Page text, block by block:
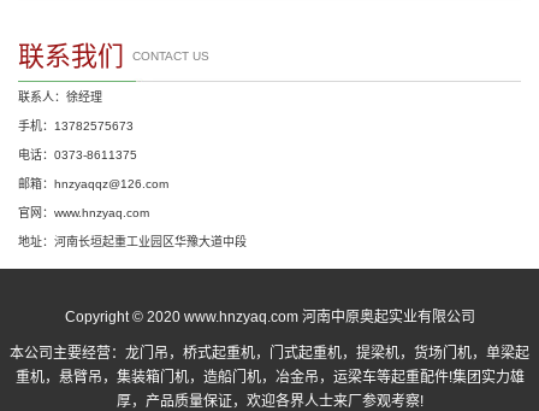
联系我们 CONTACT US
联系人：徐经理
手机：13782575673
电话：0373-8611375
邮箱：hnzyaqqz@126.com
官网：www.hnzyaq.com
地址：河南长垣起重工业园区华豫大道中段
Copyright © 2020 www.hnzyaq.com 河南中原奥起实业有限公司
本公司主要经营： 龙门吊 ， 桥式起重机， 门式起重机，提梁机，货场门机，单梁起
重机，悬臂吊，集装箱门机，造船门机，冶金吊，运梁车等起重配件!集团实力雄
厚，产品质量保证，欢迎各界人士来厂参观考察!